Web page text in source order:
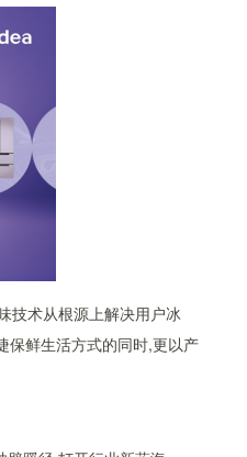
技术从根源上解决用户冰
保鲜生活方式的同时,更以产